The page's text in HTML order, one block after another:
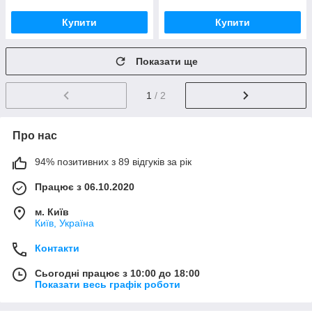
Купити Купити
Показати ще
1 / 2
Про нас
94% позитивних з 89 відгуків за рік
Працює з 06.10.2020
м. Київ
Київ, Україна
Контакти
Сьогодні працює з 10:00 до 18:00
Показати весь графік роботи